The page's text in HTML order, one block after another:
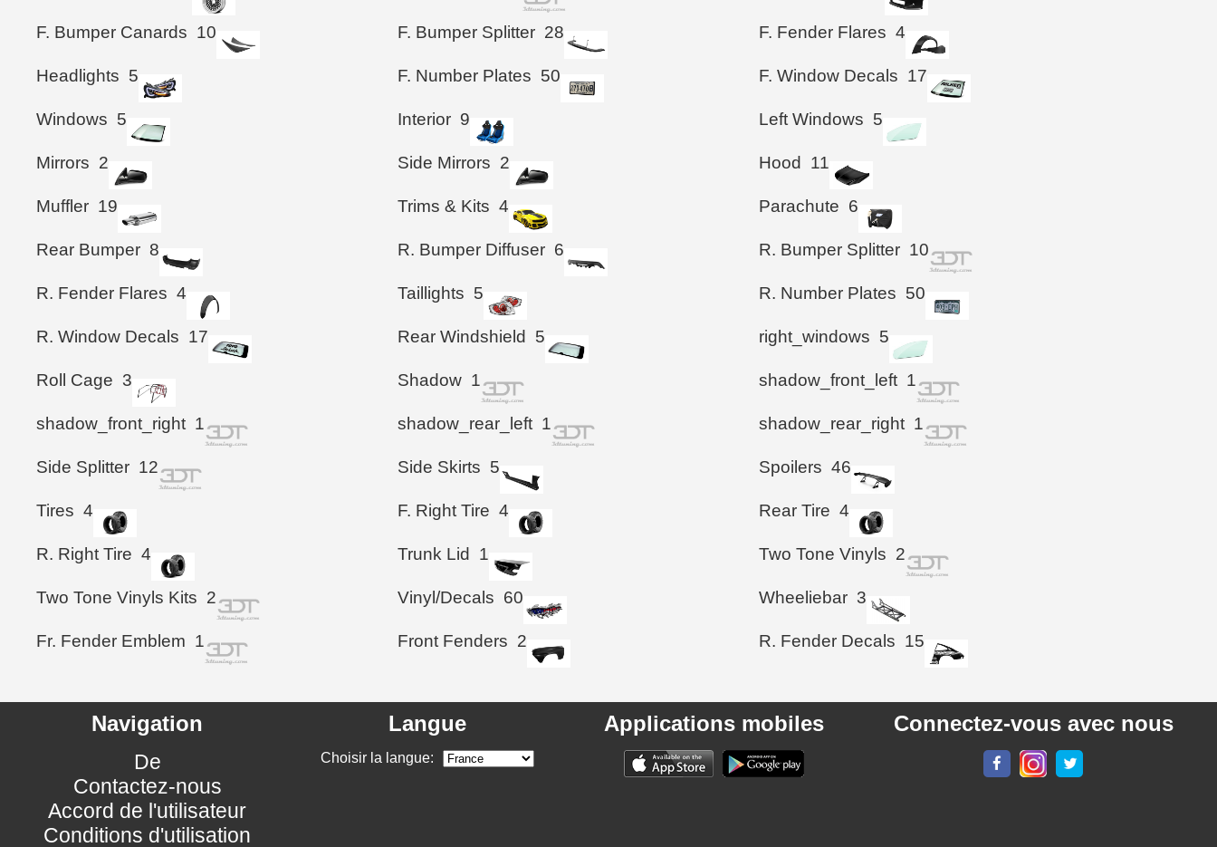
F. Bumper Canards 10 F. Bumper Splitter 28 F. Fender Flares 4
Headlights 5 F. Number Plates 50 F. Window Decals 17
Windows 5 Interior 9 Left Windows 5
Mirrors 2 Side Mirrors 2 Hood 11
Muffler 19 Trims & Kits 4 Parachute 6
Rear Bumper 8 R. Bumper Diffuser 6 R. Bumper Splitter 10
R. Fender Flares 4 Taillights 5 R. Number Plates 50
R. Window Decals 17 Rear Windshield 5 right_windows 5
Roll Cage 3 Shadow 1 shadow_front_left 1
shadow_front_right 1 shadow_rear_left 1 shadow_rear_right 1
Side Splitter 12 Side Skirts 5 Spoilers 46
Tires 4 F. Right Tire 4 Rear Tire 4
R. Right Tire 4 Trunk Lid 1 Two Tone Vinyls 2
Two Tone Vinyls Kits 2 Vinyl/Decals 60 Wheeliebar 3
Fr. Fender Emblem 1 Front Fenders 2 R. Fender Decals 15
Navigation
De
Contactez-nous
Accord de l'utilisateur
Conditions d'utilisation
Langue
Choisir la langue:
Applications mobiles Connectez-vous avec nous